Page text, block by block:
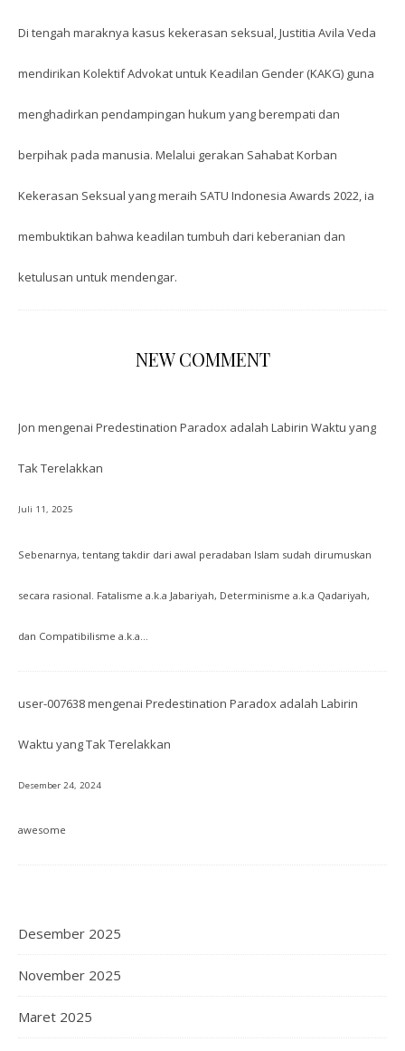
Di tengah maraknya kasus kekerasan seksual, Justitia Avila Veda
mendirikan Kolektif Advokat untuk Keadilan Gender (KAKG) guna
menghadirkan pendampingan hukum yang berempati dan
berpihak pada manusia. Melalui gerakan Sahabat Korban
Kekerasan Seksual yang meraih SATU Indonesia Awards 2022, ia
membuktikan bahwa keadilan tumbuh dari keberanian dan
ketulusan untuk mendengar.
NEW COMMENT
Jon mengenai Predestination Paradox adalah Labirin Waktu yang
Tak Terelakkan
Juli 11, 2025
Sebenarnya, tentang takdir dari awal peradaban Islam sudah dirumuskan
secara rasional. Fatalisme a.k.a Jabariyah, Determinisme a.k.a Qadariyah,
dan Compatibilisme a.k.a…
user-007638mengenai Predestination Paradox adalah Labirin
Waktu yang Tak Terelakkan
Desember 24, 2024
awesome
Desember 2025
November 2025
Maret 2025